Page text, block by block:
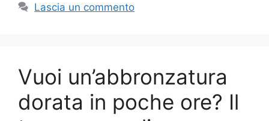
Lascia un commento
Vuoi un’abbronzatura
dorata in poche ore? Il